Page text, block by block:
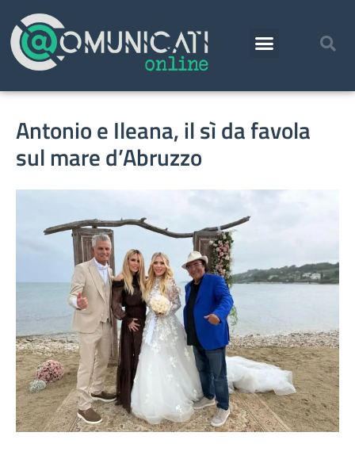
Antonio e Ileana, il sì da favola
sul mare d’Abruzzo